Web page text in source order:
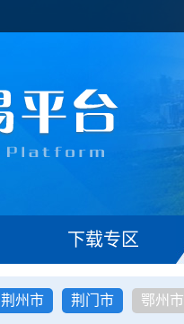
下载专区
荆州市 荆门市 鄂州市